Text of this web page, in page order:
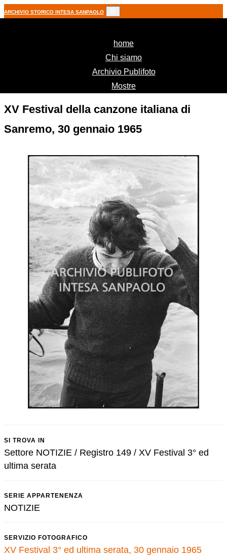
ARCHIVIO STORICO INTESA SANPAOLO
home(current)
Chi siamo
Archivio Publifoto
Mostre
XV Festival della canzone italiana di
Sanremo, 30 gennaio 1965
SI TROVA IN
Settore NOTIZIE / Registro 149 / XV Festival 3° ed
ultima serata
SERIE APPARTENENZA
NOTIZIE
SERVIZIO FOTOGRAFICO
XV Festival 3° ed ultima serata, 30 gennaio 1965